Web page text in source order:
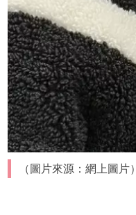
（圖片來源：網上圖片）